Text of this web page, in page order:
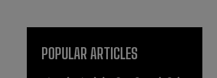
POPULAR ARTICLES